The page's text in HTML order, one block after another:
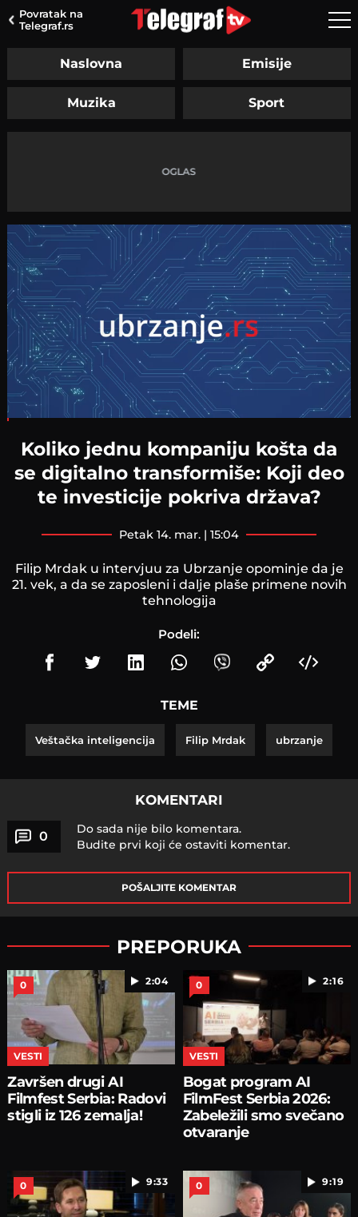
Povratak na
Telegraf.rs
Naslovna Emisije
Muzika Sport
Koliko jednu kompaniju košta da
se digitalno transformiše: Koji deo
te investicije pokriva država?
petak 14. mar. | 15:04
Filip Mrdak u intervjuu za Ubrzanje opominje da je
21. vek, a da se zaposleni i dalje plaše primene novih
tehnologija
Podeli:
TEME
Veštačka inteligencija Filip Mrdak ubrzanje
KOMENTARI
0
Do sada nije bilo komentara.
Budite prvi koji će ostaviti komentar.
POŠALJITE KOMENTAR
PREPORUKA
2:04
0
VESTI
Završen drugi AI
Filmfest Serbia: Radovi
stigli iz 126 zemalja!
2:16
0
VESTI
Bogat program AI
FilmFest Serbia 2026:
Zabeležili smo svečano
otvaranje
9:33
0 9:19
0